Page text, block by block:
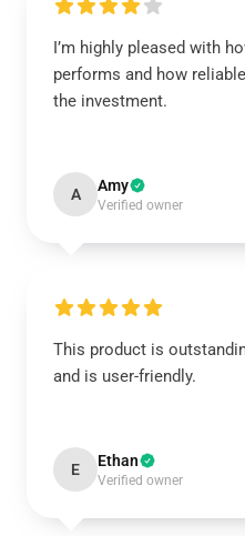
I’m highly pleased with
performs and how
the investment.
A Amy
Verified owner
This product is
and is user-friendly.
E Ethan
Verified owner